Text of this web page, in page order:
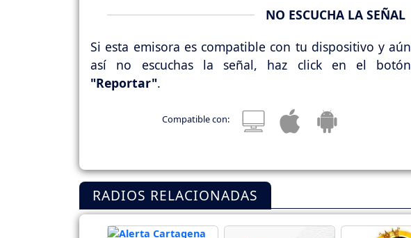
NO ESCUCHA LA SEÑAL
Si esta emisora es compatible con tu dispositivo y aún
así no escuchas la señal, haz click en el botón
"Reportar".
Compatible con:
RADIOS RELACIONADAS